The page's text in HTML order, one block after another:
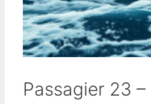
Passagier 23 –